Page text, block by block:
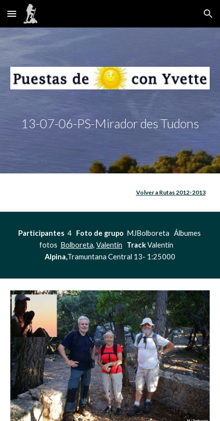
Skip to main content Skip to navigation
13-07-06-PS-Mirador des Tudons
Volver a Rutas 2012-2013
Participantes 4 Foto de grupo
  MJBolboreta   Álbumes
fotos Bolboreta, Valentín Track
Alpina,Tramuntana Central 13- 1:25000